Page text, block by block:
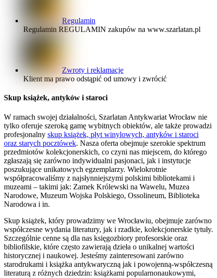
Regulamin
Regulamin REGULAMIN zakupów na www.szarlatan.pl
Zwroty i reklamacje
Klient ma prawo odstąpić od umowy i zwrócić
Skup książek, antyków i staroci
W ramach swojej działalności, Szarlatan Antykwariat Wrocław nie
tylko oferuje szeroką gamę wybitnych obiektów, ale także prowadzi
profesjonalny skup książek, płyt winylowych, antyków i staroci
oraz starych pocztówek. Nasza oferta obejmuje szerokie spektrum
przedmiotów kolekcjonerskich, co czyni nas miejscem, do którego
zgłaszają się zarówno indywidualni pasjonaci, jak i instytucje
poszukujące unikatowych egzemplarzy. Wielokrotnie
współpracowaliśmy z najsłynniejszymi polskimi bibliotekami i
muzeami – takimi jak: Zamek Królewski na Wawelu, Muzea
Narodowe, Muzeum Wojska Polskiego, Ossolineum, Biblioteka
Narodowa i in.
Skup książek, który prowadzimy we Wrocławiu, obejmuje zarówno
współczesne wydania literatury, jak i rzadkie, kolekcjonerskie tytuły.
Szczególnie cenne są dla nas księgozbiory profesorskie oraz
bibliofilskie, które często zawierają dzieła o unikalnej wartości
historycznej i naukowej. Jesteśmy zainteresowani zarówno
starodrukami i książka antykwaryczną jak i powojenną-współczesną
literaturą z różnych dziedzin: książkami popularnonaukowymi,